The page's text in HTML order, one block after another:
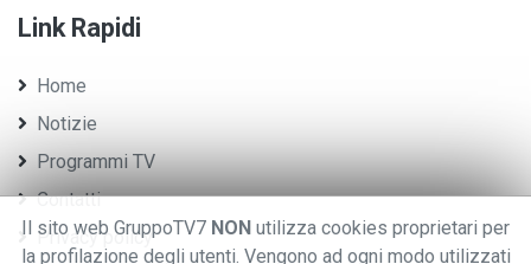
Link Rapidi
Home
Notizie
Programmi TV
Contatti
Privacy policy
Il sito web GruppoTV7 NON utilizza cookies proprietari per
la profilazione degli utenti. Vengono ad ogni modo utilizzati